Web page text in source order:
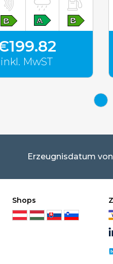
inkl. MwST
Erzeugnisdatum
Shops